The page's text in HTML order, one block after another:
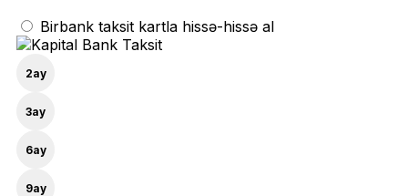
Birbank taksit kartla hissə-hissə al
2ay
3ay
6ay
9ay